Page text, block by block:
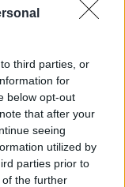
third parties, or
for
below opt-out
that after your
seeing
utilized by
parties prior to
the further